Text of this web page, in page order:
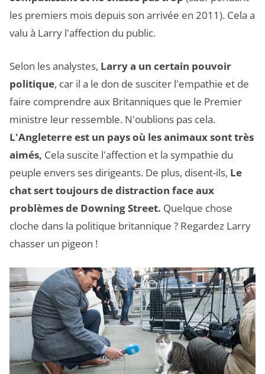
les premiers mois depuis son arrivée en 2011). Cela a
valu à Larry l'affection du public.
Selon les analystes, Larry a un certain pouvoir
politique, car il a le don de susciter l'empathie et de
faire comprendre aux Britanniques que le Premier
ministre leur ressemble. N'oublions pas cela.
L'Angleterre est un pays où les animaux sont très
aimés, Cela suscite l'affection et la sympathie du
peuple envers ses dirigeants. De plus, disent-ils, Le
chat sert toujours de distraction face aux
problèmes de Downing Street. Quelque chose
cloche dans la politique britannique ? Regardez Larry
chasser un pigeon !